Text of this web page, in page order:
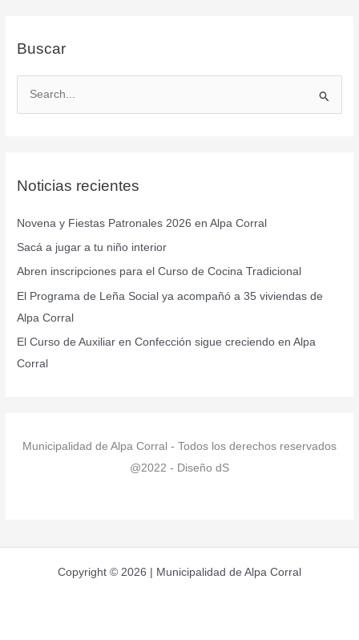
Buscar
a
p
o
r
:
Noticias recientes
Novena y Fiestas Patronales 2026 en Alpa Corral
Sacá a jugar a tu niño interior
Abren inscripciones para el Curso de Cocina Tradicional
El Programa de Leña Social ya acompañó a 35 viviendas de
Alpa Corral
El Curso de Auxiliar en Confección sigue creciendo en Alpa
Corral
Municipalidad de Alpa Corral - Todos los derechos reservados
@2022 - Diseño dS
Copyright © 2026 | Municipalidad de Alpa Corral